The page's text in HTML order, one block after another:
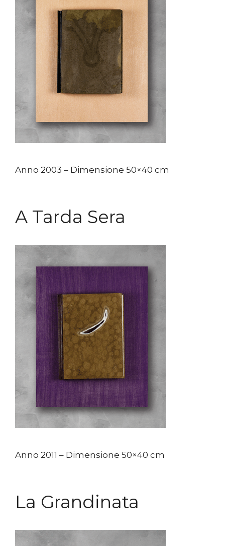
Anno 2003 – Dimensione 50×40 cm
A Tarda Sera
Anno 2011 – Dimensione 50×40 cm
La Grandinata